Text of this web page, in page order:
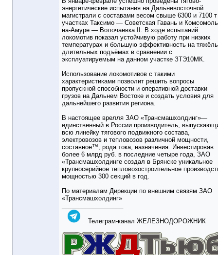
энергетические испытания на Дальневосточной
магистрали с составами весом свыше 6300 и 7100
участках Таксимо — Советская Гавань и
на-Амуре — Волочаевка II. В ходе испытаний
локомотив показал устойчивую работу при низких
температурах и большую эффективность на
длительных подъёмах в сравнении с
эксплуатируемым на данном участке ЗТЭ10МК.
Использование локомотивов с такими
характеристиками позволит решить вопросы
пропускной способности и оперативной доставки
грузов на Дальнем Востоке и создать условия для
дальнейшего развития региона.
В настоящее врелля ЗАО «Трансмашхолдинг»—
единственный в России производитель,
всю линейку тягового подвижного состава,
электровозов и тепловозов различной мощности,
составное™, рода тока, назначения. Инвестировав
более 6 млрд руб. в последние четыре года, ЗАО
«Трансмашхолдинге создал в Брянске уникальное
крупносерийное тепловозостроительное
мощностью 300 секций в год.
По материалам Дирекции по внешним связям ЗАО
«Трансмашхолдинг»
Телеграм-канал ЖЕЛЕЗНОДОРОЖНИК